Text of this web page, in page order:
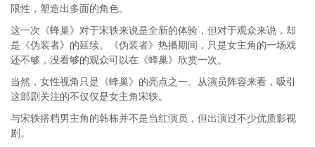
限性，塑造出多面的角色。
这一次《蜂巢》对于宋轶来说是全新的体验，但对于观众来说，却
是《伪装者》的延续。《伪装者》热播期间，只是女主角的一场戏
还不够，没看够的观众可以在《蜂巢》欣赏一次。
当然，女性视角只是《蜂巢》的亮点之一。从演员阵容来看，吸引
这部剧关注的不仅仅是女主角宋轶。
与宋轶搭档男主角的韩栋并不是当红演员，但出演过不少优质影视
剧。